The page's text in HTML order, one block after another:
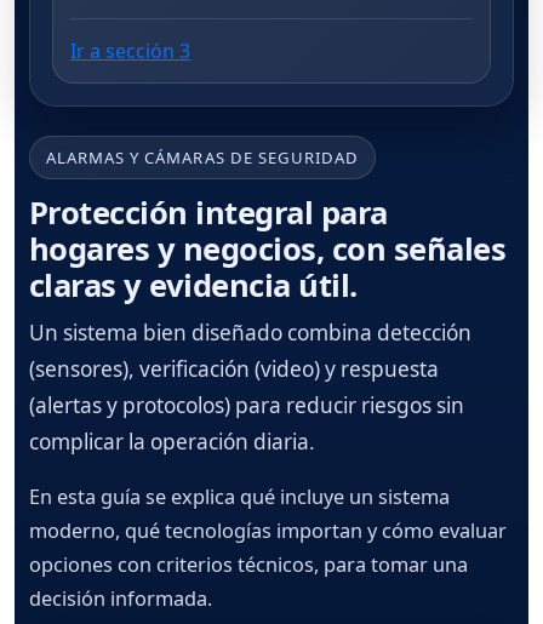
Ir a sección 3
ALARMAS Y CÁMARAS DE SEGURIDAD
Protección integral para
hogares y negocios, con señales
claras y evidencia útil.
Un sistema bien diseñado combina detección
(sensores), verificación (video) y respuesta
(alertas y protocolos) para reducir riesgos sin
complicar la operación diaria.
En esta guía se explica qué incluye un sistema
moderno, qué tecnologías importan y cómo evaluar
opciones con criterios técnicos, para tomar una
decisión informada.